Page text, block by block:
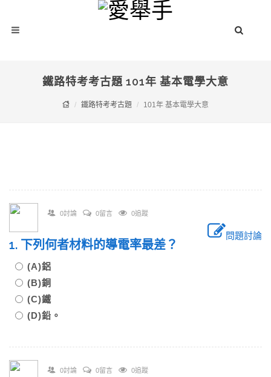
鐵路特考考古題 101年 基本電學大意
鐵路特考考古題 101年 基本電學大意
0討論 0留言 0追蹤
問題討論
1. 下列何者材料的導電率最差？
(A)鋁
(B)銅
(C)鐵
(D)鉛。
0討論 0留言 0追蹤